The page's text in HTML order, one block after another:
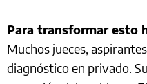
Para transformar esto
Muchos jueces,
diagnóstico en privado.